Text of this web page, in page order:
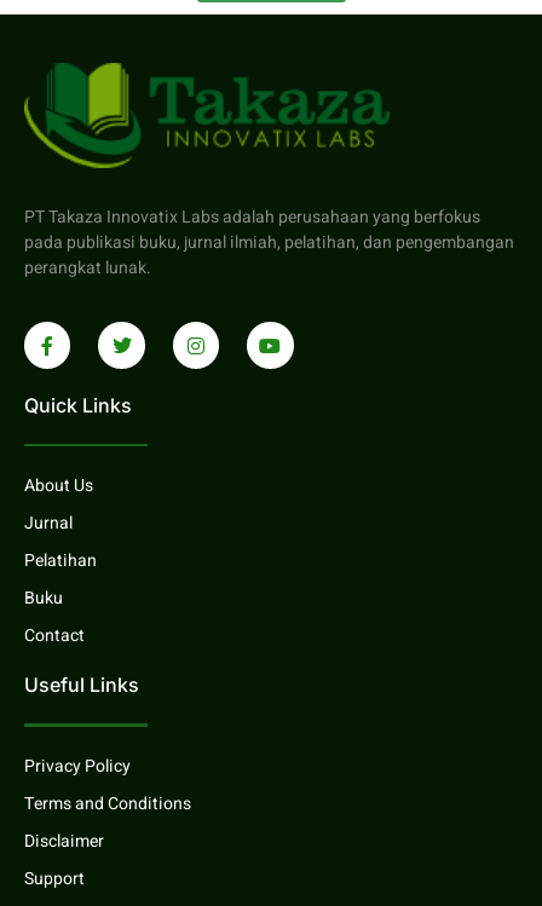
PT Takaza Innovatix Labs adalah perusahaan yang berfokus
pada publikasi buku, jurnal ilmiah, pelatihan, dan pengembangan
perangkat lunak.
Quick Links
About Us
Jurnal
Pelatihan
Buku
Contact
Useful Links
Privacy Policy
Terms and Conditions
Disclaimer
Support